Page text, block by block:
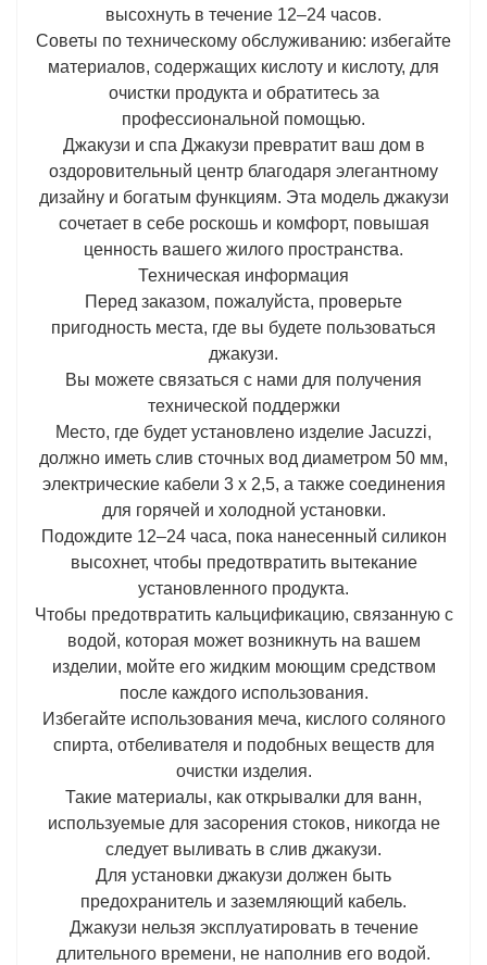
высохнуть в течение 12–24 часов.
Советы по техническому обслуживанию: избегайте
материалов, содержащих кислоту и кислоту, для
очистки продукта и обратитесь за
профессиональной помощью.
Джакузи и спа Джакузи превратит ваш дом в
оздоровительный центр благодаря элегантному
дизайну и богатым функциям. Эта модель джакузи
сочетает в себе роскошь и комфорт, повышая
ценность вашего жилого пространства.
Техническая информация
Перед заказом, пожалуйста, проверьте
пригодность места, где вы будете пользоваться
джакузи.
Вы можете связаться с нами для получения
технической поддержки
Место, где будет установлено изделие Jacuzzi,
должно иметь слив сточных вод диаметром 50 мм,
электрические кабели 3 x 2,5, а также соединения
для горячей и холодной установки.
Подождите 12–24 часа, пока нанесенный силикон
высохнет, чтобы предотвратить вытекание
установленного продукта.
Чтобы предотвратить кальцификацию, связанную с
водой, которая может возникнуть на вашем
изделии, мойте его жидким моющим средством
после каждого использования.
Избегайте использования меча, кислого соляного
спирта, отбеливателя и подобных веществ для
очистки изделия.
Такие материалы, как открывалки для ванн,
используемые для засорения стоков, никогда не
следует выливать в слив джакузи.
Для установки джакузи должен быть
предохранитель и заземляющий кабель.
Джакузи нельзя эксплуатировать в течение
длительного времени, не наполнив его водой.